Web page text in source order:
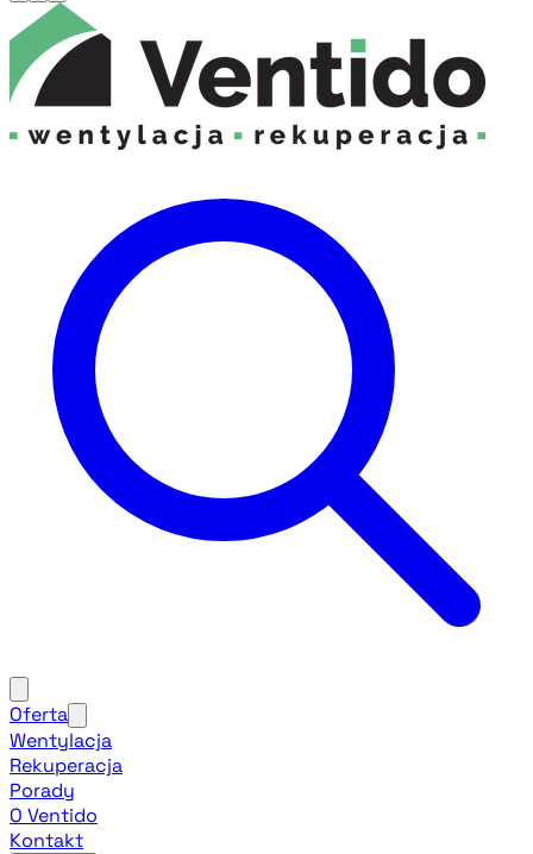
Oferta
Wentylacja
Rekuperacja
Porady
O Ventido
Kontakt